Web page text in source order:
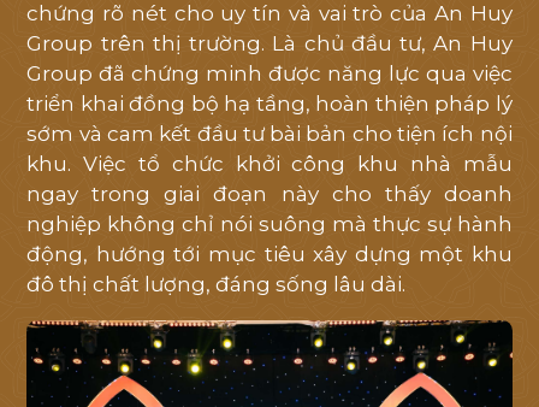
chứng rõ nét cho uy tín và vai trò của An Huy
Group trên thị trường. Là chủ đầu tư, An Huy
Group đã chứng minh được năng lực qua việc
triển khai đồng bộ hạ tầng, hoàn thiện pháp lý
sớm và cam kết đầu tư bài bản cho tiện ích nội
khu. Việc tổ chức khởi công khu nhà mẫu
ngay trong giai đoạn này cho thấy doanh
nghiệp không chỉ nói suông mà thực sự hành
động, hướng tới mục tiêu xây dựng một khu
đô thị chất lượng, đáng sống lâu dài.